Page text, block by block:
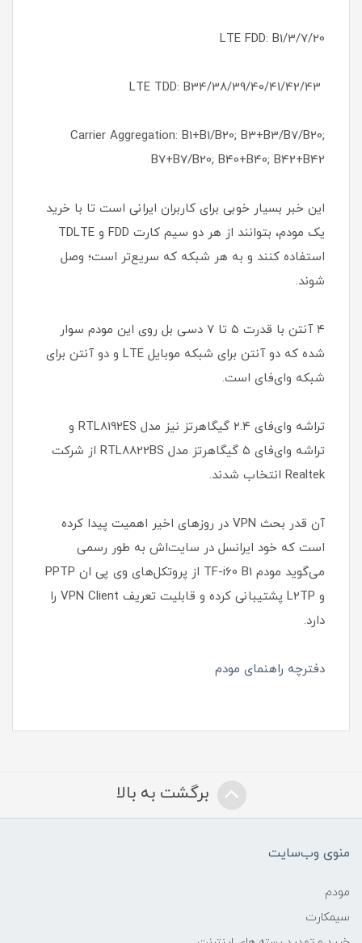
LTE FDD: B1/3/7/20
Carrier Aggregation: B1+B1/B20; B3+B3/B7/B20;
B7+B7/B20; B40+B40; B42+B42
این خبر بسیار خوبی برای کاربران ایرانی است تا با خرید
یک مودم، بتوانند از هر دو سیم کارت FDD و TDLTE
استفاده کنند و به هر شبکه که سریع‌تر است؛ وصل
شوند.
۴ آنتن با قدرت ۵ تا ۷ دسی بل روی این مودم سوار
شده که دو آنتن برای شبکه موبایل LTE و دو آنتن برای
شبکه وای‌فای است.
تراشه وای‌فای ۲.۴ گیگاهرتز نیز مدل RTL8192ES و
تراشه وای‌فای ۵ گیگاهرتز مدل RTL8822BS از شرکت
Realtek انتخاب شدند.
آن قدر بحث VPN در روزهای اخیر اهمیت پیدا کرده
است که خود ایرانسل در سایت‌اش به طور رسمی
می‌گوید مودم TF-i60 B1 از پروتکل‌های وی پی ان PPTP
و L2TP پشتیبانی کرده و قابلیت تعریف VPN Client را
دارد.
دفترچه راهنمای مودم
برگشت به بالا
منوی وب‌سایت
مودم
سیمکارت